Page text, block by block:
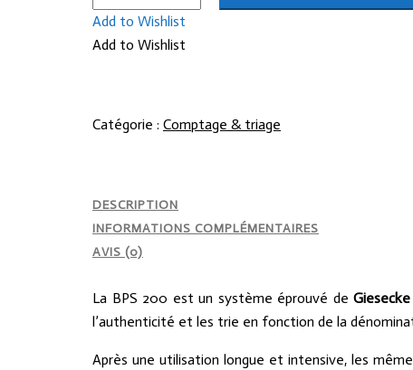
BPS
200
Add to Wishlist
Add to Wishlist
Catégorie : Comptage & triage
DESCRIPTION
INFORMATIONS COMPLÉMENTAIRES
AVIS (0)
La BPS 200 est un système éprouvé de
l’authenticité et les trie en fonction de la
Après une utilisation longue et intensive, les